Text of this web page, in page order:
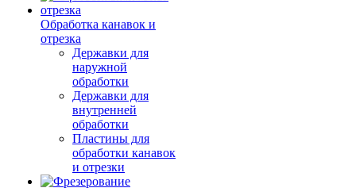
Обработка канавок и
отрезка
Державки для
наружной
обработки
Державки для
внутренней
обработки
Пластины для
обработки канавок
и отрезки